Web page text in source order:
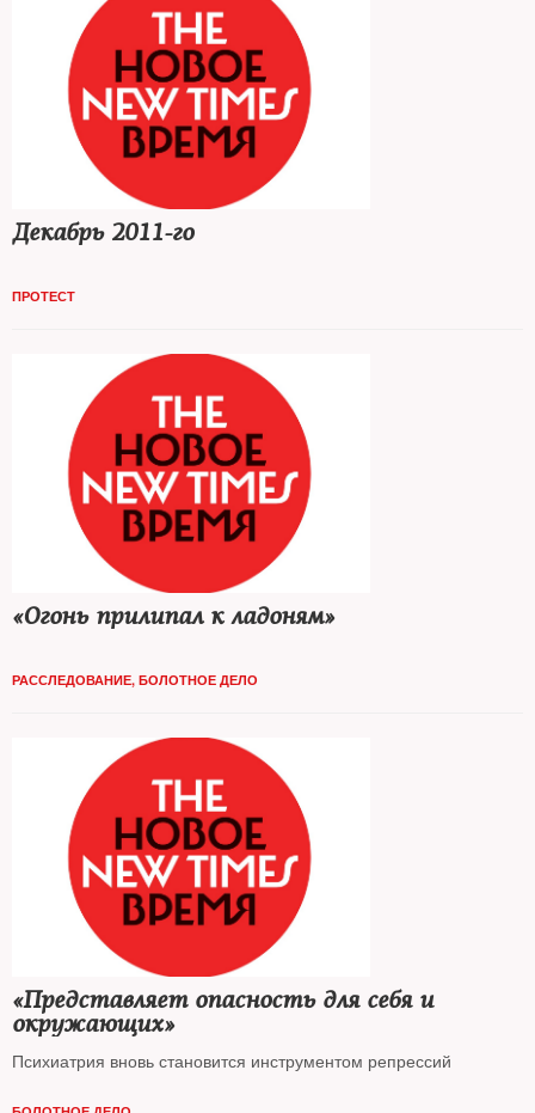
Декабрь 2011-го
ПРОТЕСТ
«Огонь прилипал к ладоням»
РАССЛЕДОВАНИЕ, БОЛОТНОЕ ДЕЛО
«Представляет опасность для себя и
окружающих»
Психиатрия вновь становится инструментом репрессий